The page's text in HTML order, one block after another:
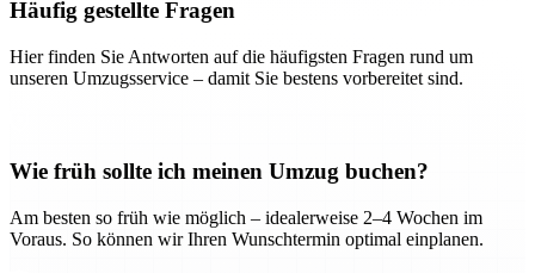
Häufig gestellte Fragen
Hier finden Sie Antworten auf die häufigsten Fragen rund um
unseren Umzugsservice – damit Sie bestens vorbereitet sind.
Wie früh sollte ich meinen Umzug buchen?
Am besten so früh wie möglich – idealerweise 2–4 Wochen im
Voraus. So können wir Ihren Wunschtermin optimal einplanen.